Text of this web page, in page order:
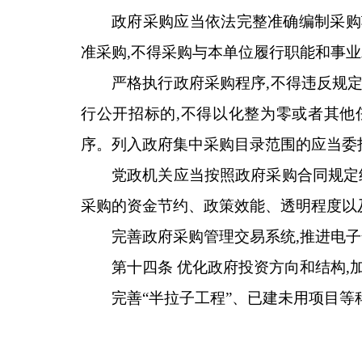
政府采购应当依法完整准确编制采
准采购,不得采购与本单位履行职能和事
严格执行政府采购程序,不得违反规
行公开招标的,不得以化整为零或者其
序。列入政府集中采购目录范围的应当
党政机关应当按照政府采购合同规
采购的资金节约、政策效能、透明程度
完善政府采购管理交易系统,推进电
第十四条 优化政府投资方向和结构,
完善“半拉子工程”、已建未用项目